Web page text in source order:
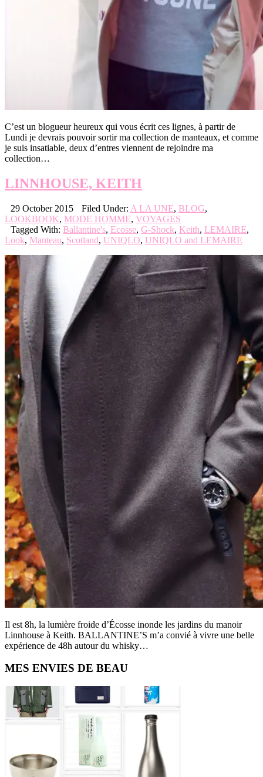
C’est un blogueur heureux qui vous écrit ces lignes, à partir de
Lundi je devrais pouvoir sortir ma collection de manteaux, et comme
je suis insatiable, deux d’entres viennent de rejoindre ma
collection…
LINNHOUSE, KEITH
29 October 2015 Filed Under: A LA UNE, BLOG,
LOOKBOOK, MODE HOMME, VOYAGES
Tagged With: Ballantine's, Ecosse, G-Shock, Keith, LEMAIRE,
Look, Manteau, Scotland, UNIQLO, UNIQLO and LEMAIRE
Il est 8h, la lumière froide d’Écosse inonde les jardins du manoir
Linnhouse à Keith. BALLANTINE’S m’a convié à vivre une belle
expérience de 48h autour du whisky…
Primary
Sidebar
MES ENVIES DE BEAU